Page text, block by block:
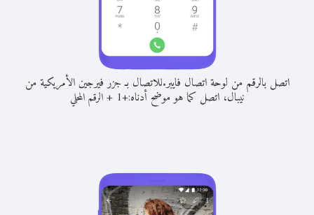
اتصل بالرقم من لوحة اتصال فايبر.للاتصال بـ جزر فيرجين الأمريكية من
نيبال، اتصل كما هو موضح أدناه:+
1
+الرقم المحلي